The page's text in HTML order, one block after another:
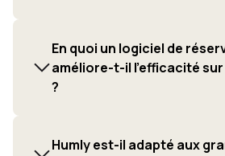
En quoi un logiciel de
améliore-t-il l'efficacité sur
?
Humly est-il adapté aux